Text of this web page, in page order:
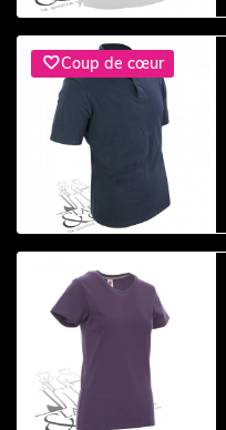
Coup de cœur